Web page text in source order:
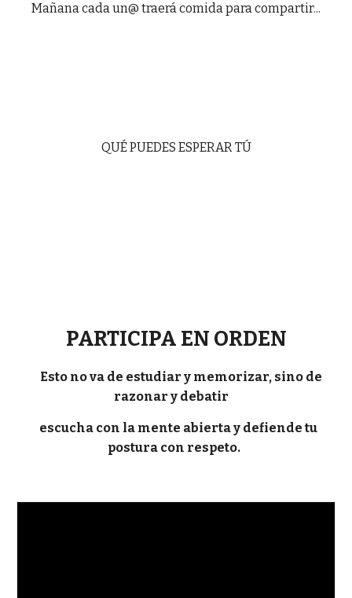
Mañana cada un@ traerá comida para compartir...
QUÉ PUEDES ESPERAR TÚ
PARTICIPA EN ORDEN
Esto no va de estudiar y memorizar, sino de
razonar y debatir
escucha con la mente abierta y defiende tu
postura con respeto.